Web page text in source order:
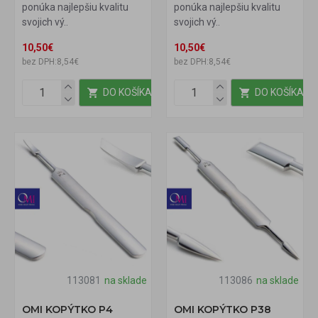
ponúka najlepšiu kvalitu
svojich vý..
10,50€
bez DPH:8,54€
DO KOŠÍKA
ponúka najlepšiu kvalitu
svojich vý..
10,50€
bez DPH:8,54€
DO KOŠÍKA
113081 na sklade
OMI KOPÝTKO P4
113086 na sklade
OMI KOPÝTKO P38